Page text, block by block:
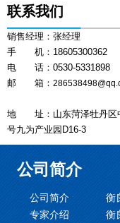
联系我们
销售经理：张经理
手 机：18605300362
电 话：0530-5331898
邮 箱：
地 址：山东菏泽牡丹区
号九为产业园D16-3
公司简介
公司简介
专家介绍
衡
衡